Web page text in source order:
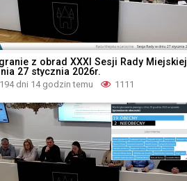
z obrad XXXI Sesji Rady Miejskiej
27 stycznia 2026r.
194 dni 14 godzin temu 1111